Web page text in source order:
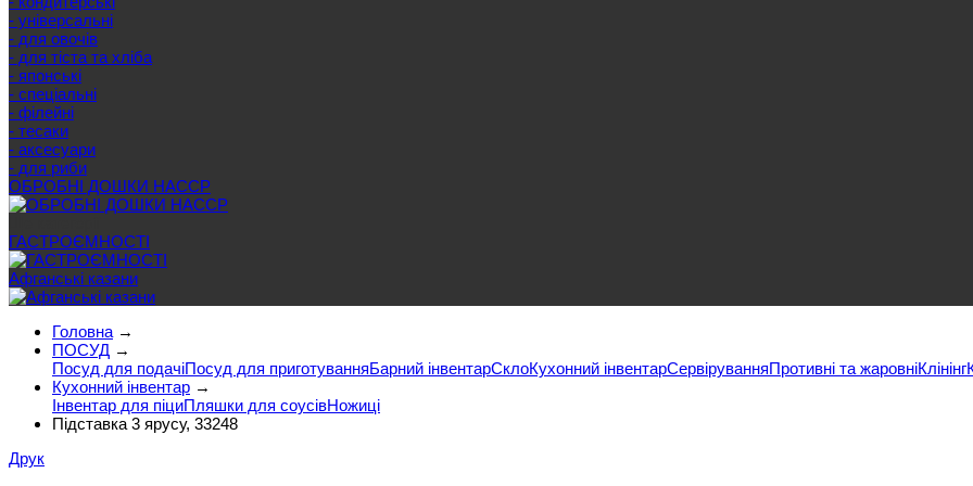
- універсальні
- для овочів
- для тіста та хліба
- японські
- спеціальні
- філейні
- тесаки
- аксесуари
- для риби
ОБРОБНІ ДОШКИ HACCP
ГАСТРОЄМНОСТІ
Афганські казани
Головна →
ПОСУД →
Посуд для подачіПосуд для приготуванняБарний інвентарСклоКухонний інвентарСервіруванняПротивні та жаровніКлінінг
Кухонний інвентар →
Інвентар для піциПляшки для соусівНожиці
Підставка 3 ярусу, 33248
Друк